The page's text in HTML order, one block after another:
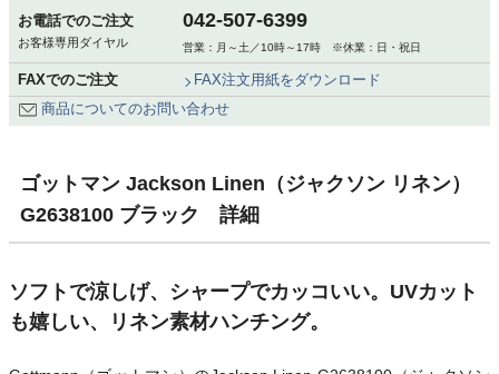
お電話でのご注文
お客様専用ダイヤル
042-507-6399
営業：月～土／10時～17時 ※休業：日・祝日
FAXでのご注文
FAX注文用紙をダウンロード
商品についてのお問い合わせ
ゴットマン Jackson Linen（ジャクソン リネン）
G2638100 ブラック 詳細
ソフトで涼しげ、シャープでカッコいい。UVカット
も嬉しい、リネン素材ハンチング。